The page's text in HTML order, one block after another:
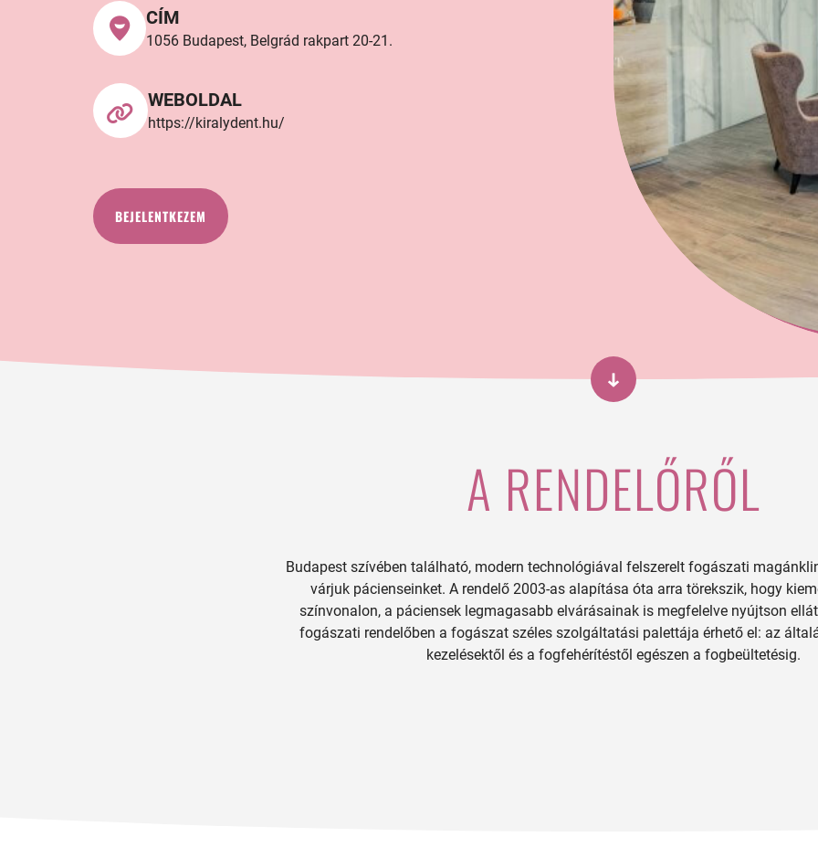
CÍM
1056 Budapest, Belgrád rakpart 20-21.
WEBOLDAL
https://kiralydent.hu/
BEJELENTKEZEM
A RENDELŐRŐL
Budapest szívében található, modern technológiával felszerelt fogászati
várjuk pácienseinket. A rendelő 2003-as alapítása óta arra törekszik, hogy
színvonalon, a páciensek legmagasabb elvárásainak is megfelelve nyújtson
fogászati rendelőben a fogászat széles szolgáltatási palettája érhető el: az
kezelésektől és a fogfehérítéstől egészen a fogbeültetésig.